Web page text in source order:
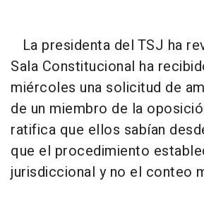
La presidenta del TSJ ha
Sala Constitucional ha
miércoles una solicitud de
de un miembro de la
ratifica que ellos sabían
que el procedimiento
jurisdiccional y no el conteo